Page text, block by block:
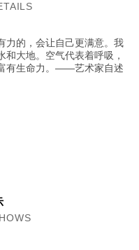
力的，会让自己更满意。我
大地。空气代表着呼吸，
有生命力。——艺术家自述